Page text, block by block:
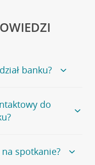
banku?
zapraszamy na
znajduje się
do
ogólnego numeru
spotkanie?